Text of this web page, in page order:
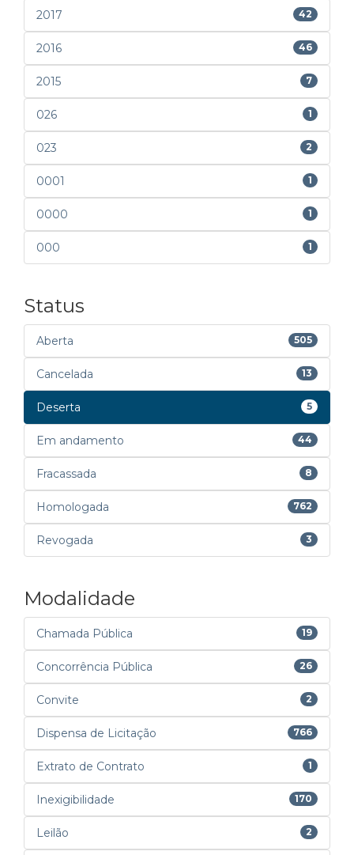
2017 42
2016 46
2015 7
026 1
023 2
0001 1
0000 1
000 1
Status
Aberta 505
Cancelada 13
Deserta 5
Em andamento 44
Fracassada 8
Homologada 762
Revogada 3
Modalidade
Chamada Pública 19
Concorrência Pública 26
Convite 2
Dispensa de Licitação 766
Extrato de Contrato 1
Inexigibilidade 170
Leilão 2